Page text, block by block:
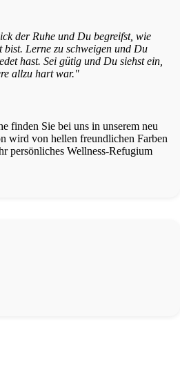
der Ruhe und Du begreifst, wie
Lerne zu schweigen und Du
hast. Sei gütig und Du siehst ein,
allzu hart war."
finden Sie bei uns in unserem neu
wird von hellen freundlichen Farben
persönliches Wellness-Refugium